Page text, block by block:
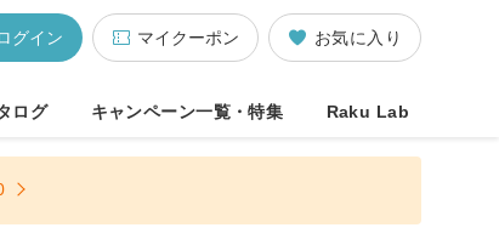
お気に入り
マイクーポン
グイン
ログ キャンペーン一覧・特集 Raku Lab